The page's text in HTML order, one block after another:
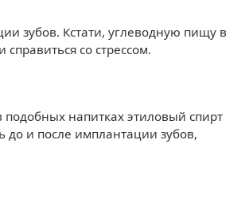
зубов. Кстати, углеводную пищу в
со стрессом.
напитках этиловый спирт
до и после имплантации зубов,